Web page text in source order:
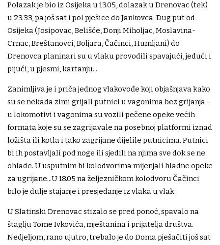
Polazak je bio iz Osijeka u 13.05, dolazak u Drenovac (tek)
u 23.33, pa još sat i pol pješice do Jankovca. Dug put od
Osijeka (Josipovac, Belišće, Donji Miholjac, Moslavina-
Crnac, Breštanovci, Boljara, Čačinci, Humljani) do
Drenovca planinari su u vlaku provodili spavajući, jedući i
pijući, u pjesmi, kartanju...
Zanimljiva je i priča jednog vlakovođe koji objašnjava kako
su se nekada zimi grijali putnici u vagonima bez grijanja -
u lokomotivi i vagonima su vozili pečene opeke većih
formata koje su se zagrijavale na posebnoj platformi iznad
ložišta ili kotla i tako zagrijane dijelile putnicima. Putnici
bi ih postavljali pod noge ili sjedili na njima sve dok se ne
ohlade. U usputnim bi kolodvorima mijenjali hladne opeke
za ugrijane...U 18.05 na željezničkom kolodvoru Čačinci
bilo je dulje stajanje i presjedanje iz vlaka u vlak.
U Slatinski Drenovac stizalo se pred ponoć, spavalo na
štaglju Tome Ivkovića, mještanina i prijatelja društva.
Nedjeljom, rano ujutro, trebalo je do Doma pješačiti još sat